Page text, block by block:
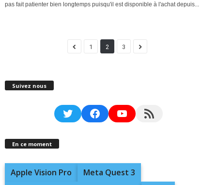
pas fait patienter bien longtemps puisqu'il est disponible à l'achat depuis...
1 2 3
Suivez nous
TwitterFacebookYouTubeRSS Feed
En ce moment
Apple Vision Pro
Meta Quest 3